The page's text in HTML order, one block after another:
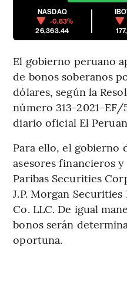
NASDAQ
-0.83%
26,363.44
El gobierno peruano
de bonos soberanos
dólares, según la
número 313-2021-
diario oficial El
Para ello, el
asesores financieros
Paribas Securities
J.P. Morgan
Co. LLC. De igual
bonos serán
oportuna.